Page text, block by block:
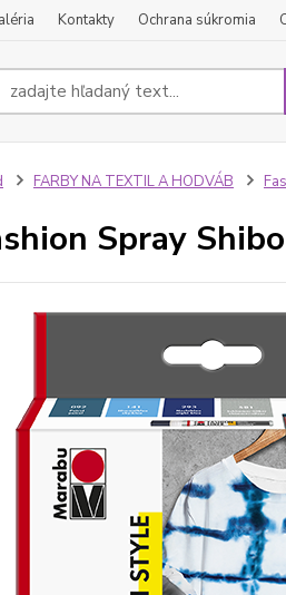
Kontakty Ochrana súkromia
FARBY NA TEXTIL A HODVÁB
Spray